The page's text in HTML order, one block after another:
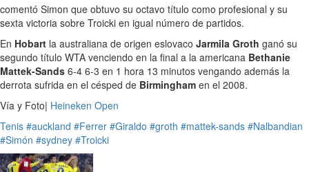
comentó Simon que obtuvo su octavo título como profesional y su
sexta victoria sobre Troicki en igual número de partidos.
En Hobart la australiana de origen eslovaco Jarmila Groth ganó su
segundo título WTA venciendo en la final a la americana Bethanie
Mattek-Sands 6-4 6-3 en 1 hora 13 minutos vengando además la
derrota sufrida en el césped de Birmingham en el 2008.
Vía y Foto| Heineken Open
Tenis #auckland #Ferrer #Giraldo #groth #mattek-sands #Nalbandian
#Simón #sydney #Troicki